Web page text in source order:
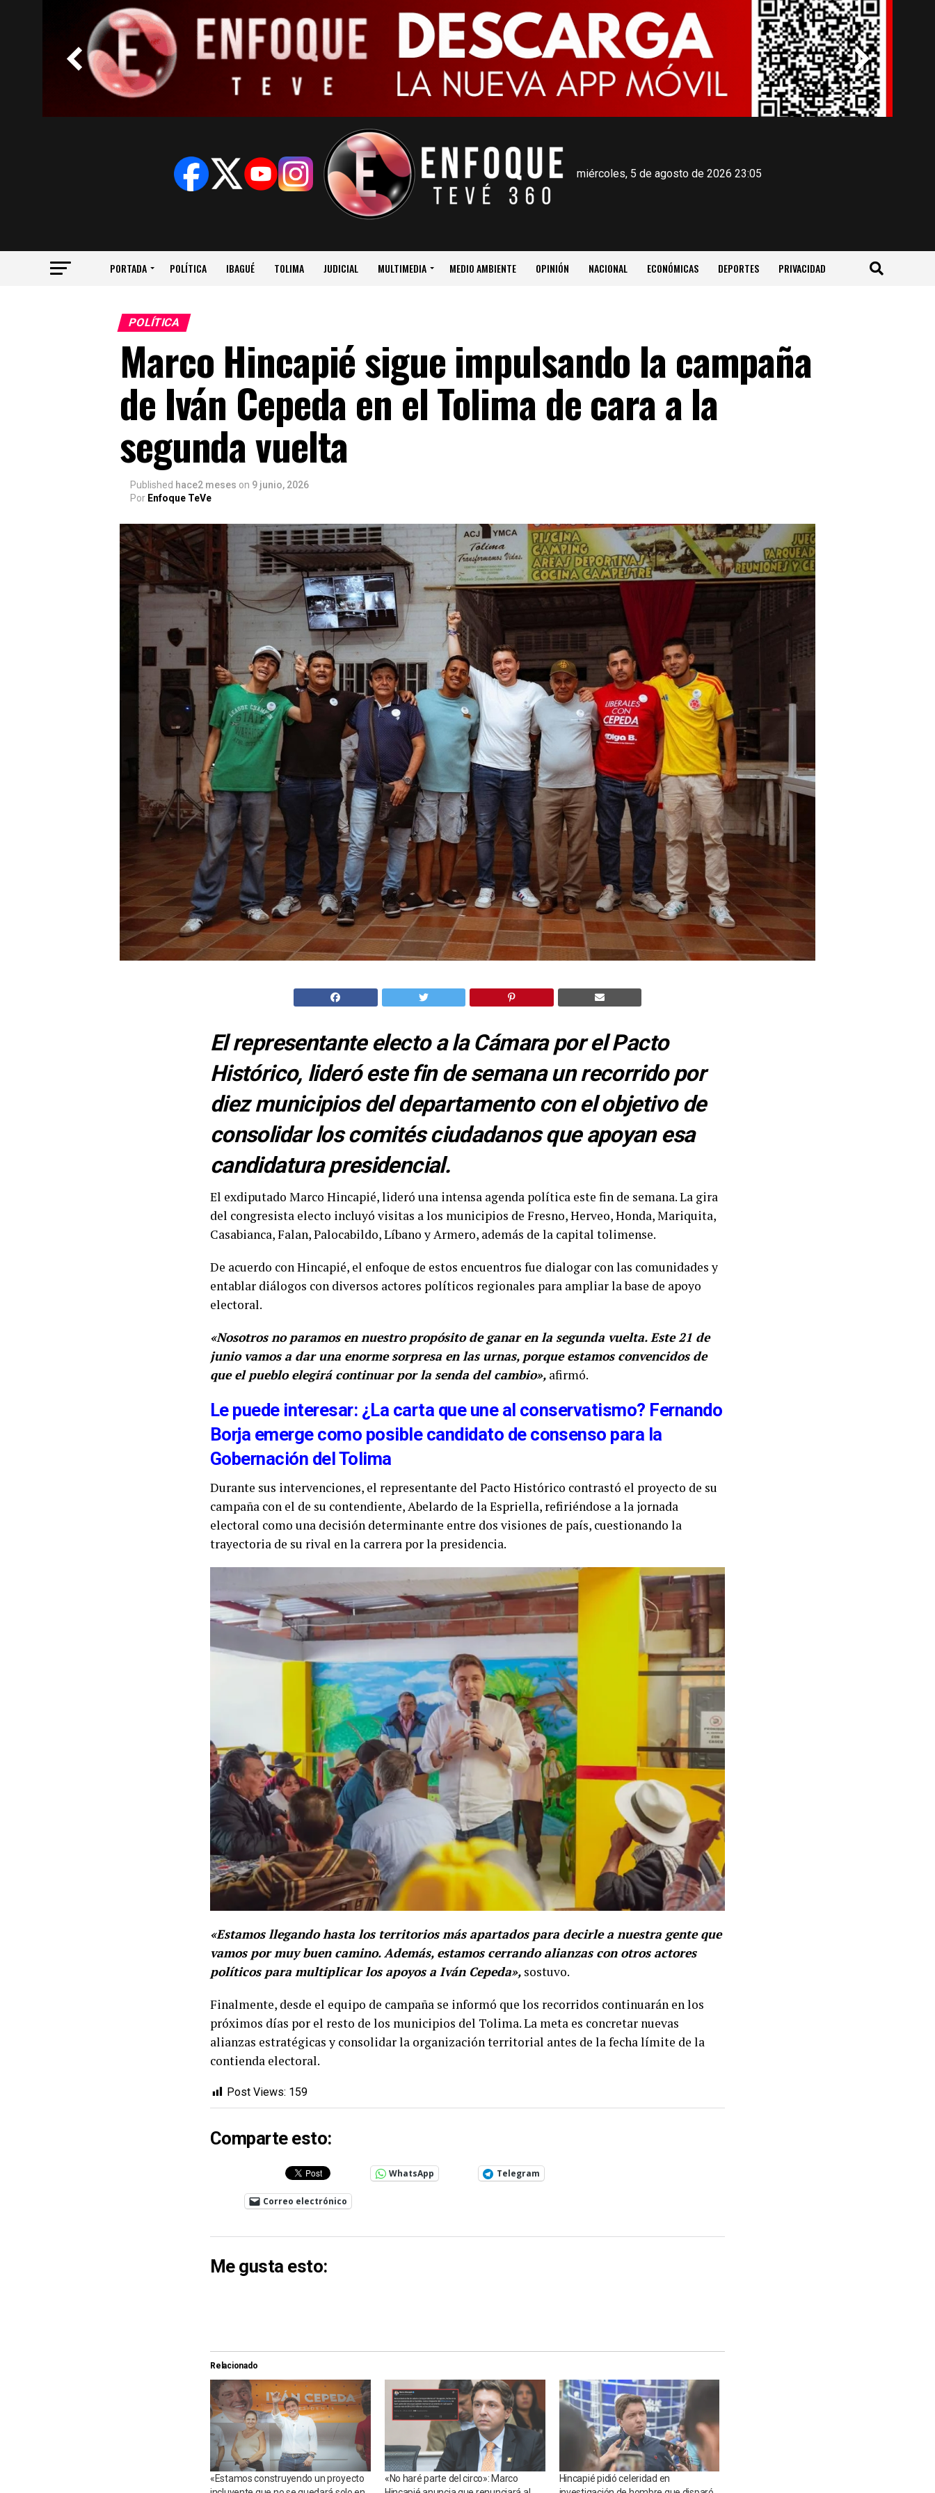
miércoles, 5 de agosto de 2026 23:05
PORTADA POLÍTICA IBAGUÉ TOLIMA JUDICIAL MULTIMEDIA MEDIO AMBIENTE OPINIÓN NACIONAL ECONÓMICAS DEPORTES PRIVACIDAD
POLÍTICA
Marco Hincapié sigue impulsando la campaña
de Iván Cepeda en el Tolima de cara a la
segunda vuelta
Published hace2 meses on 9 junio, 2026
Por Enfoque TeVe
El representante electo a la Cámara por el Pacto
Histórico, lideró este fin de semana un recorrido por
diez municipios del departamento con el objetivo de
consolidar los comités ciudadanos que apoyan esa
candidatura presidencial.
El exdiputado Marco Hincapié, lideró una intensa agenda política este fin de semana. La gira
del congresista electo incluyó visitas a los municipios de Fresno, Herveo, Honda, Mariquita,
Casabianca, Falan, Palocabildo, Líbano y Armero, además de la capital tolimense.
De acuerdo con Hincapié, el enfoque de estos encuentros fue dialogar con las comunidades y
entablar diálogos con diversos actores políticos regionales para ampliar la base de apoyo
electoral.
«Nosotros no paramos en nuestro propósito de ganar en la segunda vuelta. Este 21 de
junio vamos a dar una enorme sorpresa en las urnas, porque estamos convencidos de
que el pueblo elegirá continuar por la senda del cambio», afirmó.
Le puede interesar: ¿La carta que une al conservatismo? Fernando
Borja emerge como posible candidato de consenso para la
Gobernación del Tolima
Durante sus intervenciones, el representante del Pacto Histórico contrastó el proyecto de su
campaña con el de su contendiente, Abelardo de la Espriella, refiriéndose a la jornada
electoral como una decisión determinante entre dos visiones de país, cuestionando la
trayectoria de su rival en la carrera por la presidencia.
«Estamos llegando hasta los territorios más apartados para decirle a nuestra gente que
vamos por muy buen camino. Además, estamos cerrando alianzas con otros actores
políticos para multiplicar los apoyos a Iván Cepeda», sostuvo.
Finalmente, desde el equipo de campaña se informó que los recorridos continuarán en los
próximos días por el resto de los municipios del Tolima. La meta es concretar nuevas
alianzas estratégicas y consolidar la organización territorial antes de la fecha límite de la
contienda electoral.
Post Views: 159
Comparte esto:
WhatsApp Telegram
Correo electrónico
Me gusta esto:
Relacionado
«Estamos construyendo un proyecto
«No haré parte del circo»: Marco
Hincapié pidió celeridad en